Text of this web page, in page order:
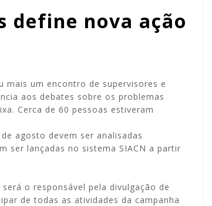
define nova ação
mais um encontro de supervisores e
aos debates sobre os problemas
Cerca de 60 pessoas estiveram
agosto devem ser analisadas
ser lançadas no sistema SIACN a partir
o responsável pela divulgação de
de todas as atividades da campanha
da Apcef
em saúde
Alerta: golpistas usam
WhatsApp e e-mail para